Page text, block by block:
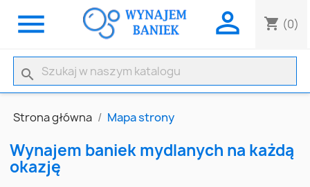
 shopping_cart (0)

search
Strona główna Mapa strony
Wynajem baniek mydlanych na każdą
okazję